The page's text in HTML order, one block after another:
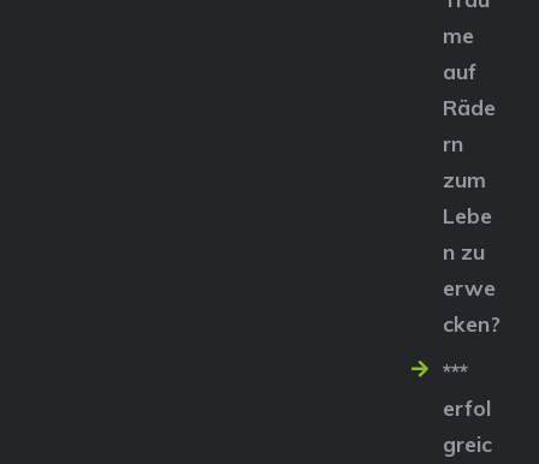
me
auf
Räde
rn
zum
Lebe
n zu
erwe
cken?
***
erfol
greic